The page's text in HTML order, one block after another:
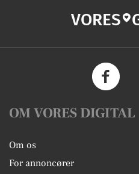
VORES
OM VORES DIGITAL
Om os
For annoncører